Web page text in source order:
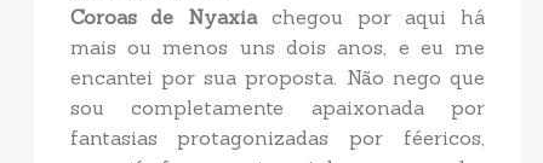
Coroas de Nyaxiachegou por aqui há
mais ou menos uns dois anos, e eu me
encantei por sua proposta. Não nego que
sou completamente apaixonada por
fantasias protagonizadas por féericos,